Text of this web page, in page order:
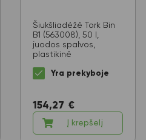
Šiukšliadėžė Tork Bin
B1 (563008), 50 l,
juodos spalvos,
plastikinė
Yra prekyboje
154,27 €
Į krepšelį